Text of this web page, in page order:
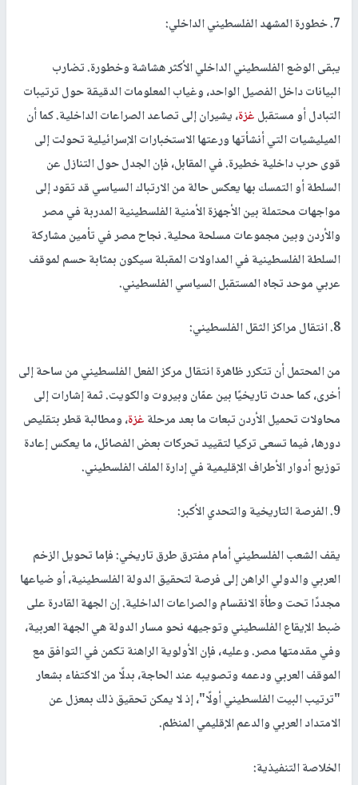
7. خطورة المشهد الفلسطيني الداخلي:
يبقى الوضع الفلسطيني الداخلي الأكثر هشاشة وخطورة. تضارب
البيانات داخل الفصيل الواحد، وغياب المعلومات الدقيقة حول ترتيبات
التبادل أو مستقبلغزة، يشيران إلى تصاعد الصراعات الداخلية. كما أن
الميليشيات التي أنشأتها ورعتها الاستخبارات الإسرائيلية تحولت إلى
قوى حرب داخلية خطيرة. في المقابل، فإن الجدل حول التنازل عن
السلطة أو التمسك بها يعكس حالة من الارتباك السياسي قد تقود إلى
مواجهات محتملة بين الأجهزة الأمنية الفلسطينية المدربة في مصر
والأردن وبين مجموعات مسلحة محلية. نجاح مصر في تأمين مشاركة
السلطة الفلسطينية في المداولات المقبلة سيكون بمثابة حسم لموقف
عربي موحد تجاه المستقبل السياسي الفلسطيني.
8. انتقال مراكز الثقل الفلسطيني:
من المحتمل أن تتكرر ظاهرة انتقال مركز الفعل الفلسطيني من ساحة إلى
أخرى، كما حدث تاريخيًا بين عمّان وبيروت والكويت. ثمة إشارات إلى
محاولات تحميل الأردن تبعات ما بعد مرحلةغزة، ومطالبة قطر بتقليص
دورها، فيما تسعى تركيا لتقييد تحركات بعض الفصائل، ما يعكس إعادة
توزيع أدوار الأطراف الإقليمية في إدارة الملف الفلسطيني.
9. الفرصة التاريخية والتحدي الأكبر:
يقف الشعب الفلسطيني أمام مفترق طرق تاريخي: فإما تحويل الزخم
العربي والدولي الراهن إلى فرصة لتحقيق الدولة الفلسطينية، أو ضياعها
مجددًا تحت وطأة الانقسام والصراعات الداخلية. إن الجهة القادرة على
ضبط الإيقاع الفلسطيني وتوجيهه نحو مسار الدولة هي الجهة العربية،
وفي مقدمتها مصر. وعليه، فإن الأولوية الراهنة تكمن في التوافق مع
الموقف العربي ودعمه وتصويبه عند الحاجة، بدلًا من الاكتفاء بشعار
"ترتيب البيت الفلسطيني أولًا"، إذ لا يمكن تحقيق ذلك بمعزل عن
الامتداد العربي والدعم الإقليمي المنظم.
الخلاصة التنفيذية: